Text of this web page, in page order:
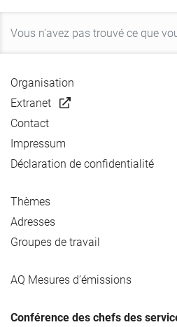
Organisation
Extranet
Contact
Impressum
Déclaration de confidentialité
Thèmes
Adresses
Groupes de travail
AQ Mesures d’émissions
Conférence des chefs des